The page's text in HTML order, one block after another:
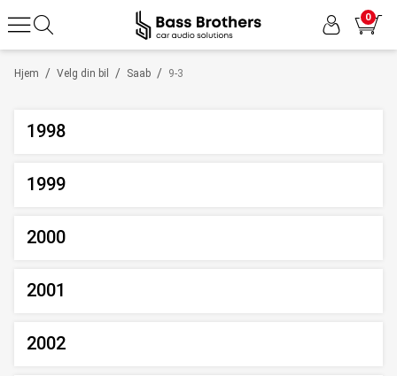
0
/
Hjem /
Velg din bil /
Saab 9-3
1998
1999
2000
2001
2002